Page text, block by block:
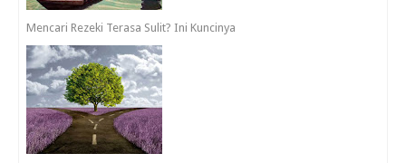
Mencari Rezeki Terasa Sulit? Ini Kuncinya